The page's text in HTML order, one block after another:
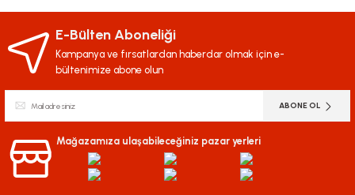
iletebilirsiniz.
Görüş ve önerileriniz için teşekkür ederiz.
Ürün açıklamasında eksik bilgiler bulunuyor.
Ürün fiyatı diğer sitelerden daha pahalı.
Bu ürüne benzer farklı alternatifler olmalı.
E-Bülten Aboneliği
Kampanya ve fırsatlardan haberdar olmak için e-
bültenimize abone olun
ABONE OL
Mağazamıza ulaşabileceğiniz pazar yerleri